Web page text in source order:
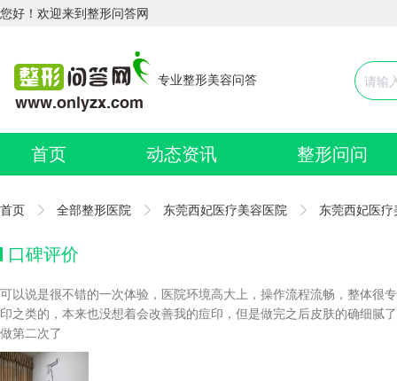
您好！欢迎来到整形问答网
专业整形美容问答
首页 动态资讯 整形问问
首页 全部整形医院 东莞西妃医疗美容医院 东莞西妃医
口碑评价
可以说是很不错的一次体验，医院环境高大上，操作流程流畅，整体很
印之类的，本来也没想着会改善我的痘印，但是做完之后皮肤的确细腻
做第二次了